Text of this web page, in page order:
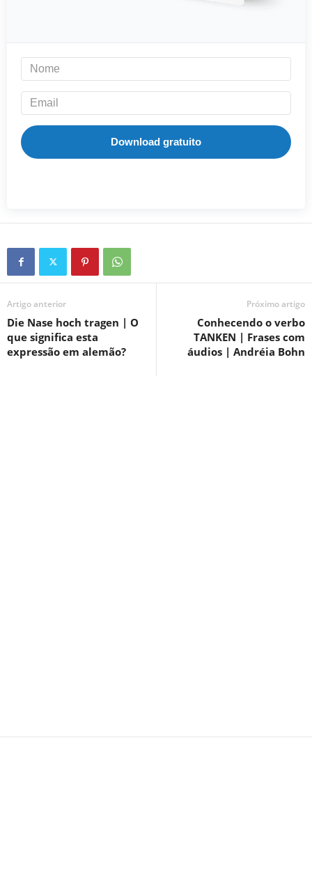
Download gratuito
Artigo anterior
Die Nase hoch tragen | O
que significa esta
expressão em alemão?
Próximo artigo
Conhecendo o verbo
TANKEN | Frases com
áudios | Andréia Bohn